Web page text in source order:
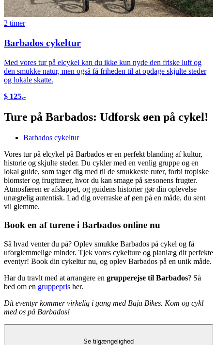
2 timer
Barbados cykeltur
Med vores tur på elcykel kan du ikke kun nyde den friske luft og
den smukke natur, men også få friheden til at opdage skjulte steder
og lokale skatte.
$ 125,-
Ture på Barbados: Udforsk øen på cykel!
Barbados cykeltur
Vores tur på elcykel på Barbados er en perfekt blanding af kultur,
historie og skjulte steder. Du cykler med en venlig gruppe og en
lokal guide, som tager dig med til de smukkeste ruter, forbi tropiske
blomster og frugttræer, hvor du kan smage på sæsonens frugter.
Atmosfæren er afslappet, og guidens historier gør din oplevelse
unægtelig autentisk. Lad dig overraske af øen på en måde, du sent
vil glemme.
Book en af turene i Barbados online nu
Så hvad venter du på? Oplev smukke Barbados på cykel og få
uforglemmelige minder. Tjek vores cykelture og planlæg dit perfekte
eventyr! Book din cykeltur nu, og oplev Barbados på en unik måde.
Har du travlt med at arrangere en grupperejse til Barbados? Så
bed om en gruppepris her.
Dit eventyr kommer virkelig i gang med Baja Bikes. Kom og cykl
med os på Barbados!
Se tilgængelighed